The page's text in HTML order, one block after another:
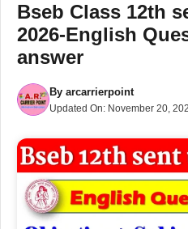
Bseb Class 12th
2026-English
answer
By arcarrierpoint
Updated On: November 20,